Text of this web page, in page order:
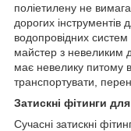
поліетилену не
дорогих інструментів
водопровідних
майстер з невеликим
має невелику питому
транспортувати,
Затискні фітинги
Сучасні затискні